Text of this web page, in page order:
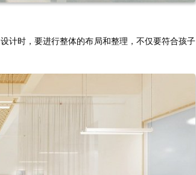
计时，要进行整体的布局和整理，不仅要符合孩子